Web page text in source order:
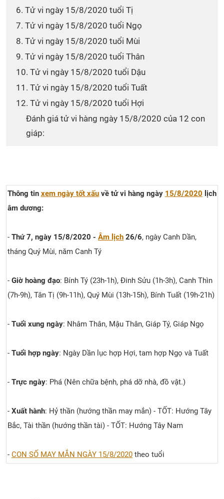
6. Tử vi ngày 15/8/2020 tuổi Tị
7. Tử vi ngày 15/8/2020 tuổi Ngọ
8. Tử vi ngày 15/8/2020 tuổi Mùi
9. Tử vi ngày 15/8/2020 tuổi Thân
10. Tử vi ngày 15/8/2020 tuổi Dậu
11. Tử vi ngày 15/8/2020 tuổi Tuất
12. Tử vi ngày 15/8/2020 tuổi Hợi
Đánh giá tử vi hàng ngày 15/8/2020 của 12 con
giáp:
Thông tin xem ngày tốt xấu về tử vi hàng ngày 15/8/2020 lịch
âm dương:
- Thứ 7, ngày 15/8/2020 - Âm lịch 26/6, ngày Canh Dần,
tháng Quý Mùi, năm Canh Tý
- Giờ hoàng đạo: Bính Tý (23h-1h), Đinh Sửu (1h-3h), Canh Thìn
(7h-9h), Tân Tị (9h-11h), Quý Mùi (13h-15h), Bính Tuất (19h-21h)
- Tuổi xung ngày: Nhâm Thân, Mậu Thân, Giáp Tý, Giáp Ngọ
- Tuổi hợp ngày: Ngày Dần lục hợp Hợi, tam hợp Ngọ và Tuất
- Trực ngày: Phá (Nên chữa bệnh, phá dỡ nhà, đồ vật.)
- Xuất hành: Hỷ thần (hướng thần may mắn) - TỐT: Hướng Tây
Bắc, Tài thần (hướng thần tài) - TỐT: Hướng Tây Nam
- CON SỐ MAY MẮN NGÀY 15/8/2020 theo tuổi